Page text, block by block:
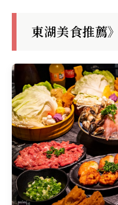
東湖美食推薦》